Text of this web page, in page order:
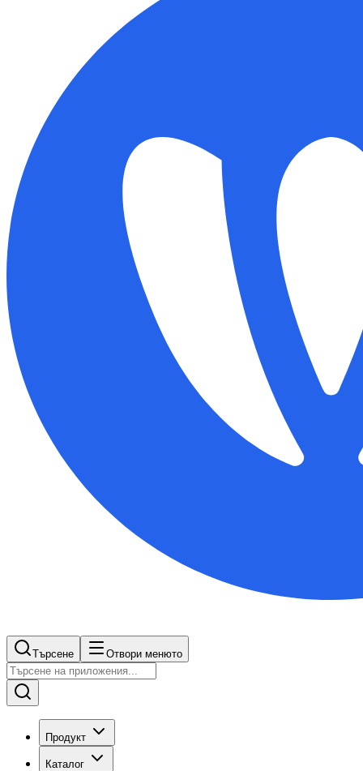
Търсене Отвори менюто
Продукт
Каталог